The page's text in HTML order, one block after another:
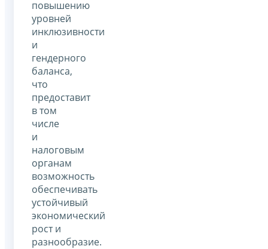
повышению
уровней
инклюзивности
и
гендерного
баланса,
что
предоставит
в том
числе
и
налоговым
органам
возможность
обеспечивать
устойчивый
экономический
рост и
разнообразие.